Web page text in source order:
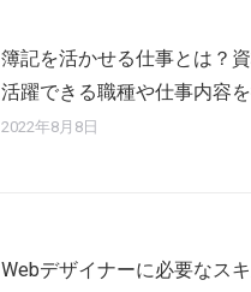
簿記を活かせる仕事とは？
活躍できる職種や仕事内容
2022年8月8日
Webデザイナーに必要なス